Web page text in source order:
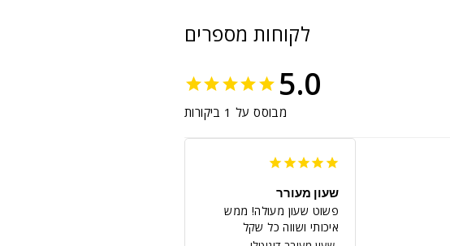
לקוחות מספרים
5.0
מבוסס על 1 ביקורות
שעון מעורר
פשוט שעון מעולה! ממש
איכותי ושווה כל שקל